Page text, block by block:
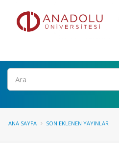
Ara
ANA SAYFA SON EKLENEN YAYINLAR